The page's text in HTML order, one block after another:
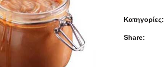
Κατηγορίες:
Share